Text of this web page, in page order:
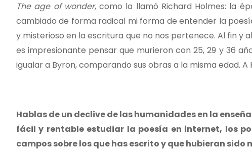
The age of wonder, como la llamó Richard Holmes: la
cambiado de forma radical mi forma de entender la
y misterioso en la escritura que no nos pertenece. Al fin y
es impresionante pensar que murieron con 25, 29 y 36
igualar a Byron, comparando sus obras a la misma edad.
Hablas de un declive de las humanidades en la
fácil y rentable estudiar la poesía en internet, los
campos sobre los que has escrito y que hubieran sido